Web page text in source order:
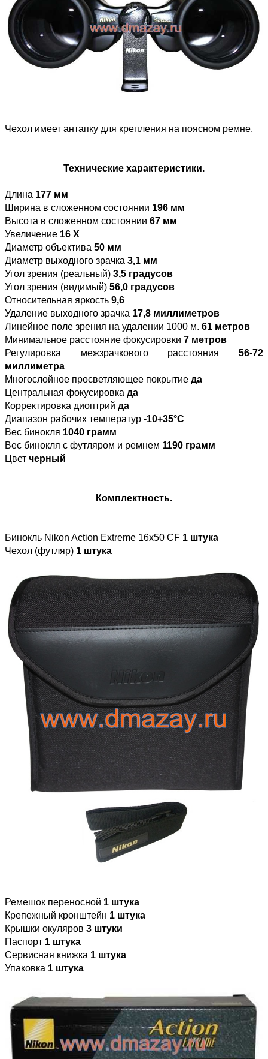
Чехол имеет антапку для крепления на поясном ремне.
Технические характеристики.
Длина 177 мм
Ширина в сложенном состоянии 196 мм
Высота в сложенном состоянии 67 мм
Увеличение 16 Х
Диаметр объектива 50 мм
Диаметр выходного зрачка 3,1 мм
Угол зрения (реальный) 3,5 градусов
Угол зрения (видимый) 56,0 градусов
Относительная яркость 9,6
Удаление выходного зрачка 17,8 миллиметров
Линейное поле зрения на удалении 1000 м. 61 метров
Минимальное расстояние фокусировки 7 метров
Регулировка межзрачкового расстояния 56-72
миллиметра
Многослойное просветляющее покрытие да
Центральная фокусировка да
Корректировка диоптрий да
Диапазон рабочих температур -10+35°С
Вес бинокля 1040 грамм
Вес бинокля с футляром и ремнем 1190 грамм
Цвет черный
Комплектность.
Бинокль Nikon Action Extreme 16x50 CF 1 штука
Чехол (футляр) 1 штука
Ремешок переносной 1 штука
Крепежный кронштейн 1 штука
Крышки окуляров 3 штуки
Паспорт 1 штука
Сервисная книжка 1 штука
Упаковка 1 штука